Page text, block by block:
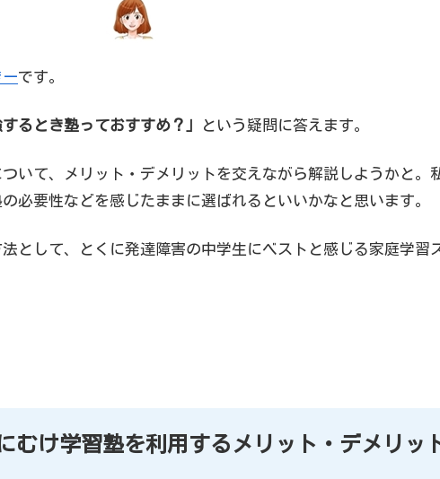
です。
るとき塾っておすすめ？」 という疑問に答えます。
いて、メリット・デメリットを交えながら解説しようかと。
必要性などを感じたままに選ばれるといいかなと思います。
として、とくに発達障害の中学生にベストと感じる家庭学習
むけ学習塾を利用するメリット・デメリッ